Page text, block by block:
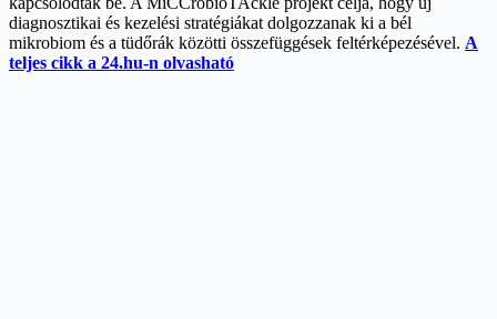
diagnosztikai és kezelési stratégiákat dolgozzanak ki a bél
mikrobiom és a tüdőrák közötti összefüggések feltérképezésével. A
teljes cikk a 24.hu-n olvasható